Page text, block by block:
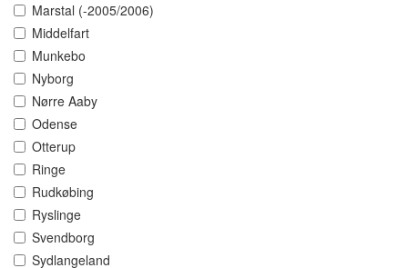
Marstal (-2005/2006)
Middelfart
Munkebo
Nyborg
Nørre Aaby
Odense
Otterup
Ringe
Rudkøbing
Ryslinge
Svendborg
Sydlangeland